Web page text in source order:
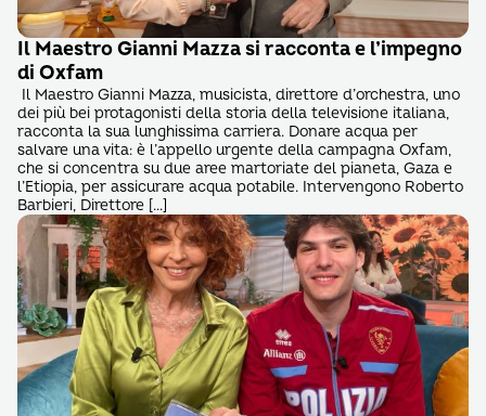
Il Maestro Gianni Mazza si racconta e l’impegno
di Oxfam
Il Maestro Gianni Mazza, musicista, direttore d’orchestra, uno
dei più bei protagonisti della storia della televisione italiana,
racconta la sua lunghissima carriera. Donare acqua per
salvare una vita: è l’appello urgente della campagna Oxfam,
che si concentra su due aree martoriate del pianeta, Gaza e
l’Etiopia, per assicurare acqua potabile. Intervengono Roberto
Barbieri, Direttore […]